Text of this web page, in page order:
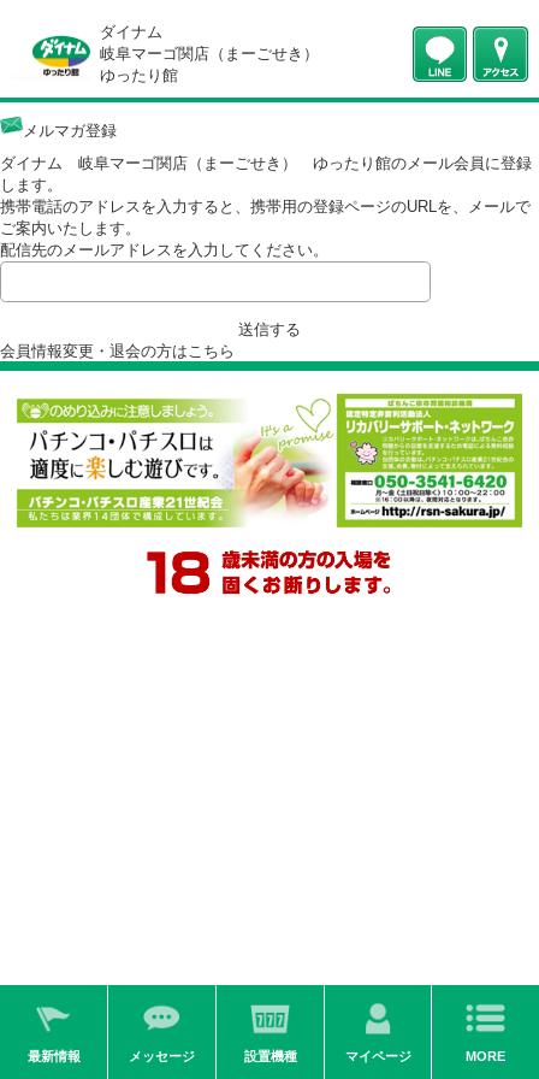
ダイナム
岐阜マーゴ関店（まーごせき）
ゆったり館
メルマガ登録
ダイナム 岐阜マーゴ関店（まーごせき） ゆったり館のメール会員に
します。
携帯電話のアドレスを入力すると、携帯用の登録ページのURLを、メー
ご案内いたします。
配信先のメールアドレスを入力してください。
会員情報変更・退会の方はこちら